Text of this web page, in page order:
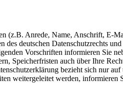
(z.B. Anrede, Name, Anschrift, E-
des deutschen Datenschutzrechts
Vorschriften informieren Sie
Speicherfristen auch über Ihre
bezieht sich nur
weitergeleitet werden,